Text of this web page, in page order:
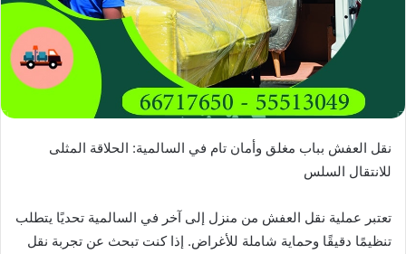
نقل العفش بباب مغلق وأمان تام في السالمية: الحلاقة المثلى
للانتقال السلس
تعتبر عملية نقل العفش من منزل إلى آخر في السالمية تحديًا يتطلب
تنظيمًا دقيقًا وحماية شاملة للأغراض. إذا كنت تبحث عن تجربة نقل